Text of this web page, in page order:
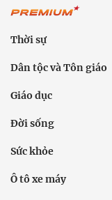
Thời sự
Dân tộc và Tôn giáo
Giáo dục
Đời sống
Sức khỏe
Ô tô xe máy